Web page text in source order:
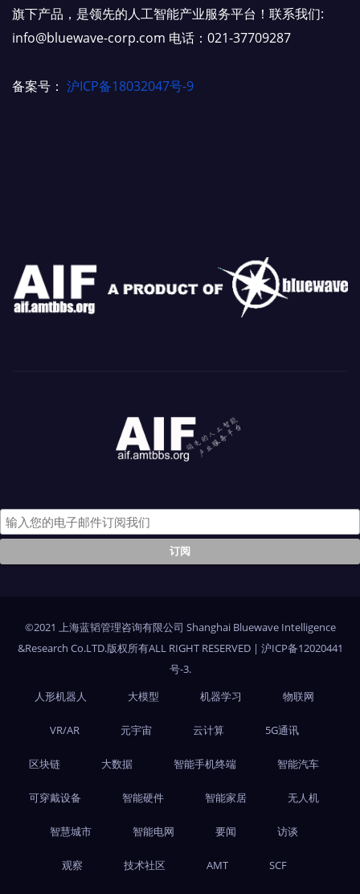
旗下产品，是领先的人工智能产业服务平台！联系我们:
info@bluewave-corp.com 电话：021-37709287
备案号： 沪ICP备18032047号-9
©2021 上海蓝韬管理咨询有限公司 Shanghai Bluewave Intelligence
&Research Co.LTD.版权所有ALL RIGHT RESERVED | 沪ICP备12020441
号-3.
人形机器人
大模型 机器学习 物联网
VR/AR 元宇宙 云计算 5G通讯
区块链 大数据 智能手机终端 智能汽车
可穿戴设备 智能硬件 智能家居 无人机
智慧城市 智能电网 要闻 访谈
观察 技术社区 AMT SCF